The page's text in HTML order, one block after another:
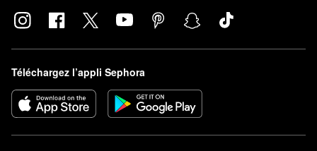
Téléchargez l’appli Sephora